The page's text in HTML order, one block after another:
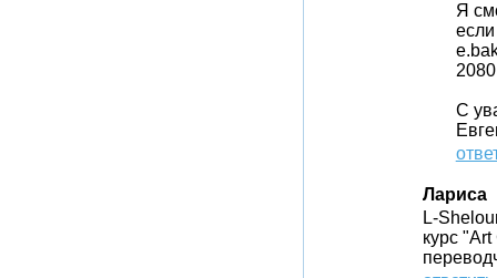
Я
С
Лариса
L-
курс